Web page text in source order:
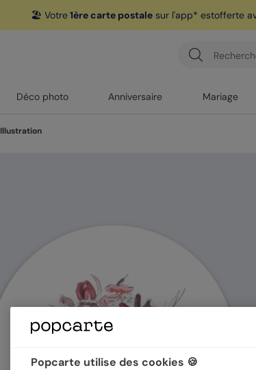
🏖️ Votre1ère carte postalesur l'app* estofferte
Déco photo Anniversaire Mariage
Illustration
Popcarte utilise des cookies 🍪